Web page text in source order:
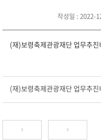
작성일 : 2022-
(재)보령축제관광재단 업무추
(재)보령축제관광재단 업무추